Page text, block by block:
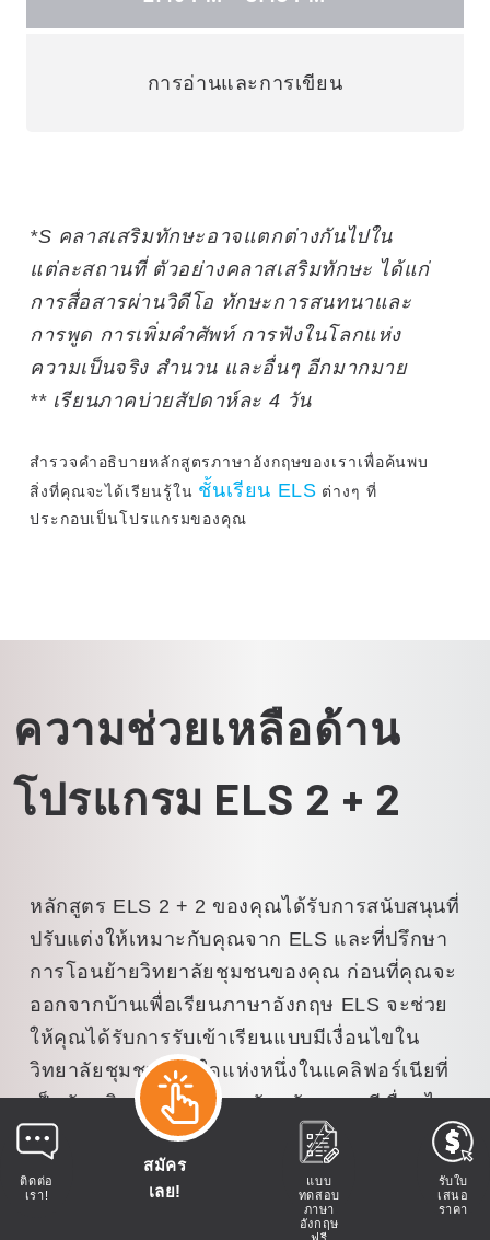
ติดต่อ
เรา!
รับใบ
เสนอ
ราคา
แบบ
ทดสอบ
ภาษา
อังกฤษ
สมัคร
เลย!
การอ่านและการเขียน
*S คลาสเสริมทักษะอาจแตกต่างกันไปใน
แต่ละสถานที่ ตัวอย่างคลาสเสริมทักษะ ได้แก่
การสื่อสารผ่านวิดีโอ ทักษะการสนทนาและ
การพูด การเพิ่มคำศัพท์ การฟังในโลกแห่ง
ความเป็นจริง สำนวน และอื่นๆ อีกมากมาย
** เรียนภาคบ่ายสัปดาห์ละ 4 วัน
สำรวจคำอธิบายหลักสูตรภาษาอังกฤษของเราเพื่อค้นพบ
สิ่งที่คุณจะได้เรียนรู้ใน ชั้นเรียน ELS ต่างๆ ที่
ประกอบเป็นโปรแกรมของคุณ
ความช่วยเหลือด้าน
โปรแกรม ELS 2 + 2
หลักสูตร ELS 2 + 2 ของคุณได้รับการสนับสนุนที่
ปรับแต่งให้เหมาะกับคุณจาก ELS และที่ปรึกษา
การโอนย้ายวิทยาลัยชุมชนของคุณ ก่อนที่คุณจะ
ออกจากบ้านเพื่อเรียนภาษาอังกฤษ ELS จะช่วย
ให้คุณได้รับการรับเข้าเรียนแบบมีเงื่อนไขใน
วิทยาลัยชุมชนแห่งใดแห่งหนึ่งในแคลิฟอร์เนียที่
เป็นพันธมิตรของเรา การรับสมัครแบบมีเงื่อนไข
หมายความว่าคุณได้รับการรับเข้าเรียนใน
วิทยาลัยที่คุณเลือกเมื่อเรียนภาษาอังกฤษเสร็จสิ้น
การรับสมัครของคุณจะได้รับการอัปเดตเป็น
"การตอบรับเต็มรูปแบบ" เมื่อคุณนำใบรับรองการ